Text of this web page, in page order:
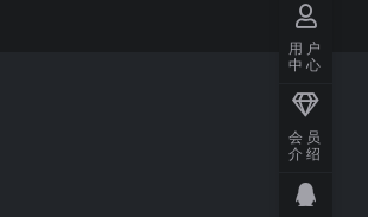
用户
中心
会员
介绍